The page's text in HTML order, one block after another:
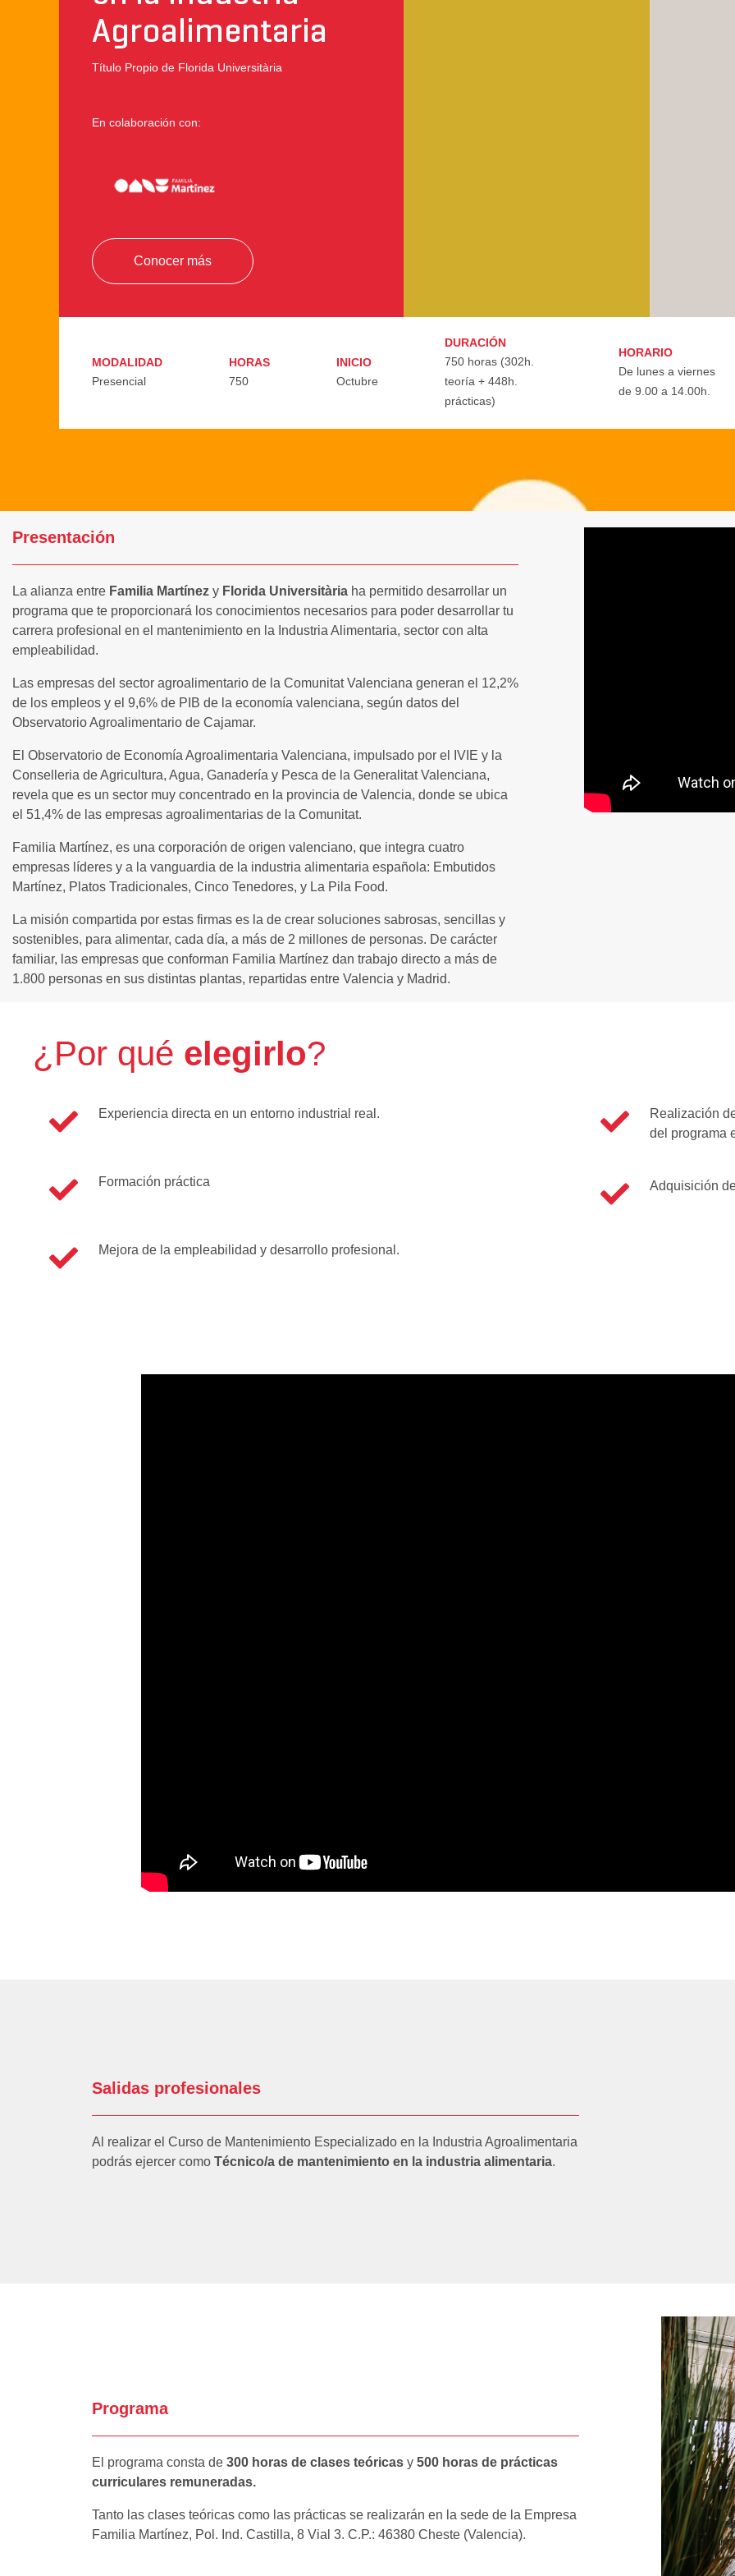
Agroalimentaria
Título Propio de Florida Universitària
Conocer más
En colaboración con:
MODALIDAD
Presencial
HORAS
750
INICIO
Octubre
DURACIÓN
750 horas (302h.
teoría + 448h.
prácticas)
HORARIO
De lunes a viernes
de 9.00 a 14.00h.
Presentación
La alianza entre Familia Martínez y Florida Universitària ha permitido desarrollar un
programa que te proporcionará los conocimientos necesarios para poder desarrollar tu
carrera profesional en el mantenimiento en la Industria Alimentaria, sector con alta
empleabilidad.
Las empresas del sector agroalimentario de la Comunitat Valenciana generan el 12,2%
de los empleos y el 9,6% de PIB de la economía valenciana, según datos del
Observatorio Agroalimentario de Cajamar.
El Observatorio de Economía Agroalimentaria Valenciana, impulsado por el IVIE y la
Conselleria de Agricultura, Agua, Ganadería y Pesca de la Generalitat Valenciana,
revela que es un sector muy concentrado en la provincia de Valencia, donde se ubica
el 51,4% de las empresas agroalimentarias de la Comunitat.
Familia Martínez, es una corporación de origen valenciano, que integra cuatro
empresas líderes y a la vanguardia de la industria alimentaria española: Embutidos
Martínez, Platos Tradicionales, Cinco Tenedores, y La Pila Food.
La misión compartida por estas firmas es la de crear soluciones sabrosas, sencillas y
sostenibles, para alimentar, cada día, a más de 2 millones de personas. De carácter
familiar, las empresas que conforman Familia Martínez dan trabajo directo a más de
1.800 personas en sus distintas plantas, repartidas entre Valencia y Madrid.
¿Por qué elegirlo?
Experiencia directa en un entorno industrial real.
Formación práctica
Mejora de la empleabilidad y desarrollo profesional.
Realización
del programa
Adquisición
Salidas profesionales
Al realizar el Curso de Mantenimiento Especializado en la Industria Agroalimentaria
podrás ejercer como Técnico/a de mantenimiento en la industria alimentaria.
Programa
El programa consta de 300 horas de clases teóricas y 500 horas de prácticas
curriculares remuneradas.
Tanto las clases teóricas como las prácticas se realizarán en la sede de la Empresa
Familia Martínez, Pol. Ind. Castilla, 8 Vial 3. C.P.: 46380 Cheste (Valencia).